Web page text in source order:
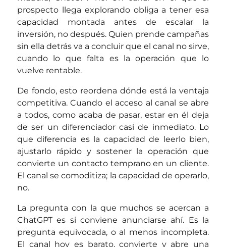
prospecto llega explorando obliga a tener esa
capacidad montada antes de escalar la
inversión, no después. Quien prende campañas
sin ella detrás va a concluir que el canal no sirve,
cuando lo que falta es la operación que lo
vuelve rentable.
De fondo, esto reordena dónde está la ventaja
competitiva. Cuando el acceso al canal se abre
a todos, como acaba de pasar, estar en él deja
de ser un diferenciador casi de inmediato. Lo
que diferencia es la capacidad de leerlo bien,
ajustarlo rápido y sostener la operación que
convierte un contacto temprano en un cliente.
El canal se comoditiza; la capacidad de operarlo,
no.
La pregunta con la que muchos se acercan a
ChatGPT es si conviene anunciarse ahí. Es la
pregunta equivocada, o al menos incompleta.
El canal hoy es barato, convierte y abre una